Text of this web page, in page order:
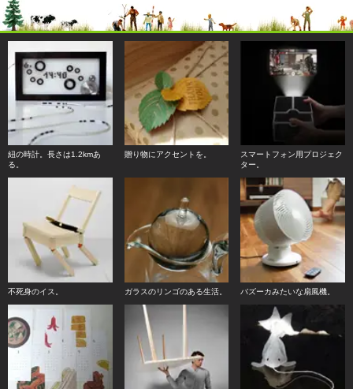
紐の時計。長さは1.2kmあ
る。
贈り物にアクセントを。
スマートフォン用プロジェク
ター。
不死身のイス。 ガラスのリンゴのある生活。 バズーカみたいな扇風機。